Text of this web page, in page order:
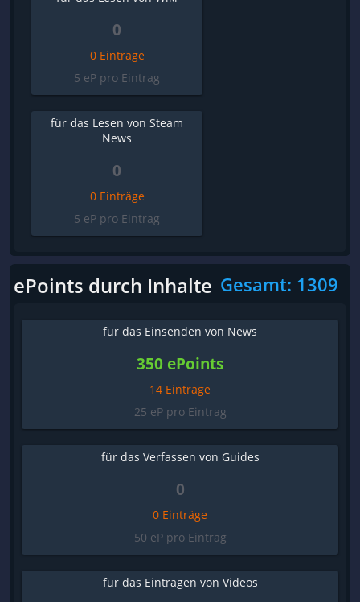
0
0 Einträge
5 eP pro Eintrag
für das Lesen von Steam
News
0
0 Einträge
5 eP pro Eintrag
ePoints durch Inhalte Gesamt: 1309
für das Einsenden von News
350 ePoints
14 Einträge
25 eP pro Eintrag
für das Verfassen von Guides
0
0 Einträge
50 eP pro Eintrag
für das Eintragen von Videos